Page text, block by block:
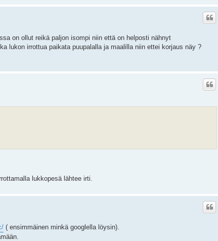
on ollut reikä paljon isompi niin että on helposti nähnyt
lukon irrottua paikata puupalalla ja maalilla niin ettei korjaus näy ?
lukkopesä lähtee irti.
( ensimmäinen minkä googlella löysin).